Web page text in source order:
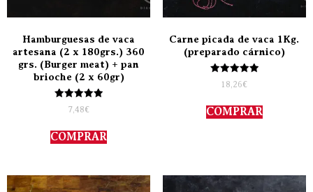
Hamburguesas de vaca
artesana (2 x 180grs.) 360
grs. (Burger meat) + pan
brioche (2 x 60gr)
Valorado
con
de 5
7,48€
COMPRAR
Carne picada de vaca 1Kg.
(preparado cárnico)
Valorado
con
de 5
18,26€
COMPRAR